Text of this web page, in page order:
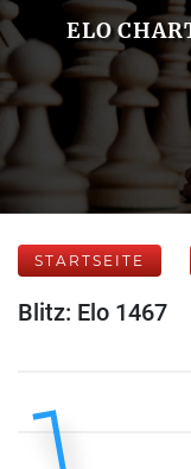
ELO
STARTSEITE
Blitz: Elo 1467